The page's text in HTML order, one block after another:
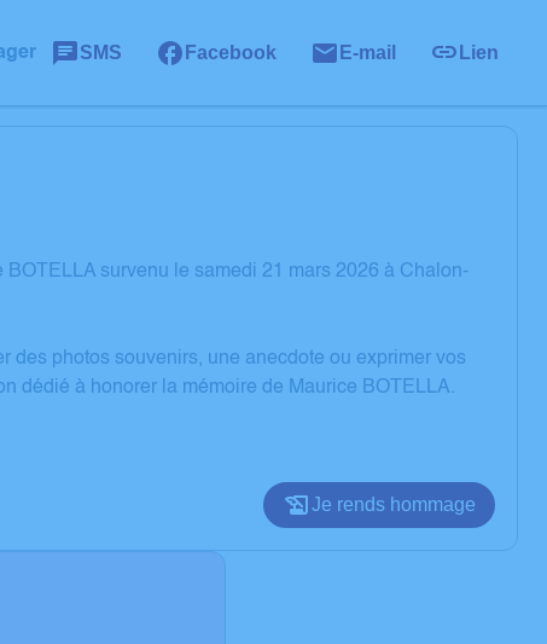
SMS Facebook E-mail Lien
survenu le samedi 21 mars 2026 à Chalon-
des photos souvenirs, une anecdote ou exprimer vos
dédié à honorer la mémoire de Maurice BOTELLA.
Je rends hommage